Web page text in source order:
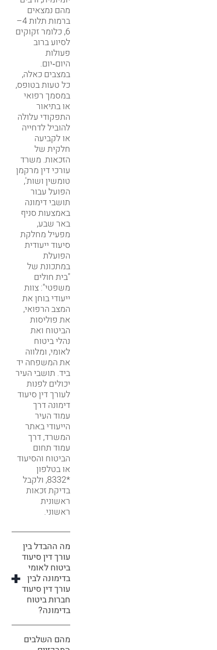
מהם נמצאים
ברמות תלות 4–
6, כלומר זקוקים
לסיוע ברוב
פעולות
היום‑יום.
במצבים כאלה,
כל טעות בטופס,
במסמך רפואי
או בתיאור
התפקודי עלולה
להוביל לדחייה
או לקביעה
חלקית של
הזכאות. משרד
עורכי דין מרקמן
טומשין ושות',
הפועל עבור
תושבי דימונה
באמצעות סניף
באר שבע,
מפעיל מחלקת
סיעוד ייעודית
הפועלת
במתכונת של
"בית חולים
משפטי": צוות
ייעודי בוחן את
המצב הרפואי,
את פוליסות
הביטוח ואת
נהלי ביטוח
לאומי, ומלווה
את המשפחה יד
ביד. תושבי העיר
יכולים לפנות
לעורך דין סיעוד
דימונה דרך
עמוד העיר
הייעודי באתר
המשרד, דרך
עמוד תחום
הביטוח והסיעוד
או בטלפון
*8332, ולקבל
בדיקת זכאות
ראשונית
ראשוני.
מה ההבדל בין
עורך דין סיעוד
ביטוח לאומי
בדימונה לבין
עורך דין סיעוד
חברות ביטוח
בדימונה?
מהם השלבים